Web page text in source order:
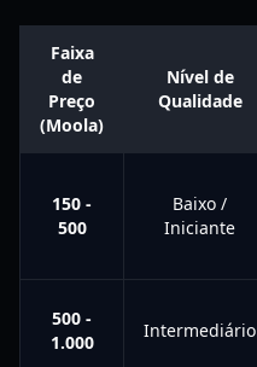
Faixa
de
Preço
(Moola)
Nível de
Qualidade
150 -
500
Baixo /
Iniciante
500 -
1.000
Intermediário